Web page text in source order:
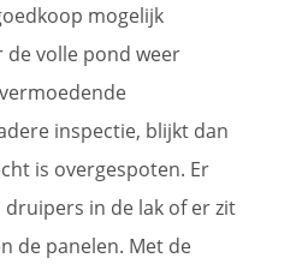
mogelijk
volle pond weer
inspectie, blijkt dan
is overgespoten. Er
in de lak of er zit
de panelen. Met de